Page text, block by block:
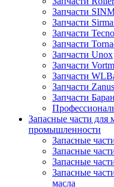
Запчасти
Запчасти
Запчасти
Запчасти
Запчасти Unox
Запчасти
Запчасти
Запчасти
Запчасти
Запасные части
промышленности
Запасные
Запасные
Запасные
Запасные
масла